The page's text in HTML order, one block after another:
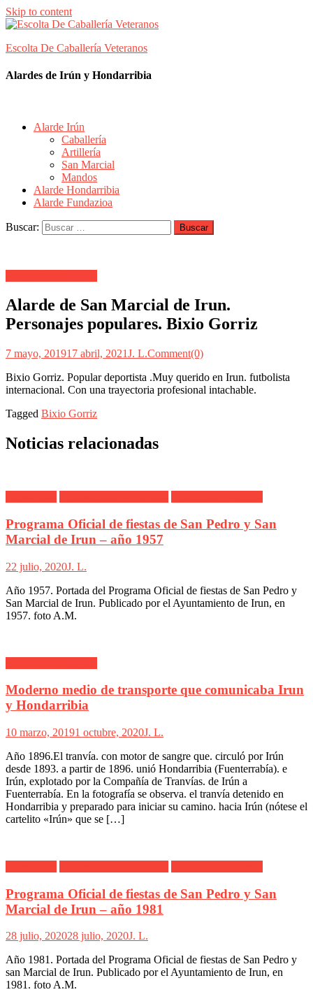
Skip to content
Escolta De Caballería Veteranos
Alardes de Irún y Hondarribia
Alarde Irún
Caballería
Artillería
San Marcial
Mandos
Alarde Hondarribia
Alarde Fundazioa
Buscar:
Alarde de San Marcial de Irun.
Personajes populares. Bixio Gorriz
7 mayo, 201917 abril, 2021J. L.Comment(0)
Bixio Gorriz. Popular deportista .Muy querido en Irun. futbolista
internacional. Con una trayectoria profesional intachable.
Tagged Bixio Gorriz
Noticias relacionadas
Programa Oficial de fiestas de San Pedro y San
Marcial de Irun – año 1957
22 julio, 2020J. L.
Año 1957. Portada del Programa Oficial de fiestas de San Pedro y
San Marcial de Irun. Publicado por el Ayuntamiento de Irun, en
1957. foto A.M.
Moderno medio de transporte que comunicaba Irun
y Hondarribia
10 marzo, 20191 octubre, 2020J. L.
Año 1896.El tranvía. con motor de sangre que. circuló por Irún
desde 1893. a partir de 1896. unió Hondarribia (Fuenterrabía). e
Irún, explotado por la Compañía de Tranvías. de Irún a
Fuenterrabía. En la fotografía se observa. el tranvía detenido en
Hondarribia y preparado para iniciar su camino. hacia Irún (nótese el
cartelito «Irún» que se […]
Programa Oficial de fiestas de San Pedro y San
Marcial de Irun – año 1981
28 julio, 202028 julio, 2020J. L.
Año 1981. Portada del Programa Oficial de fiestas de San Pedro y
san Marcial de Irun. Publicado por el Ayuntamiento de Irun, en
1981. foto A.M.